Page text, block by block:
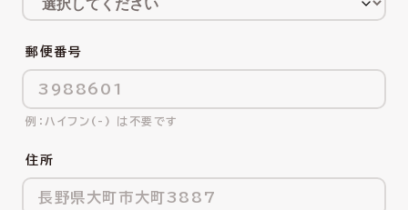
郵便番号
ハイフン(-) は不要です
住所